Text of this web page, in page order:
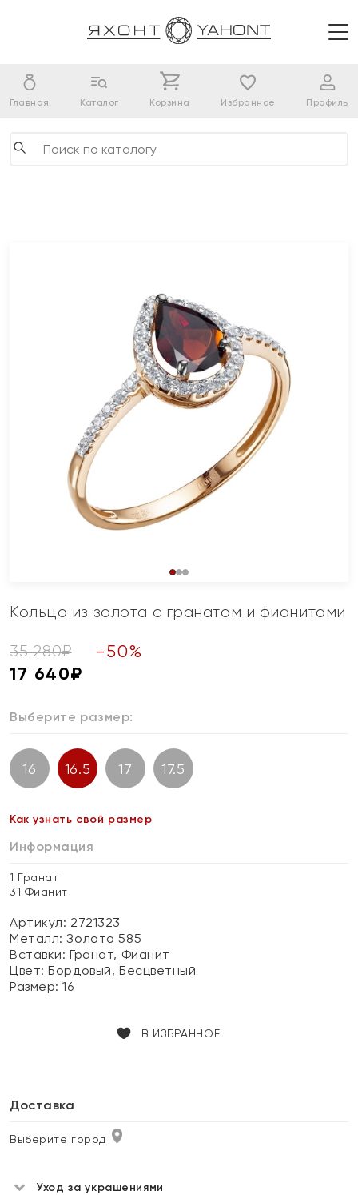
Главная Каталог Корзина Избранное Профиль
Кольцо из золота с гранатом и фианитами
35 280₽ -50%
17 640₽
Выберите размер:
16 16.5 17 17.5
Как узнать свой размер
Информация
1 Гранат
31 Фианит
Артикул: 2721323
Металл:Золото 585
Вставки:Гранат, Фианит
Цвет:Бордовый, Бесцветный
Размер:16
В ИЗБРАННОЕ
Доставка
Выберите город
Уход за украшениями